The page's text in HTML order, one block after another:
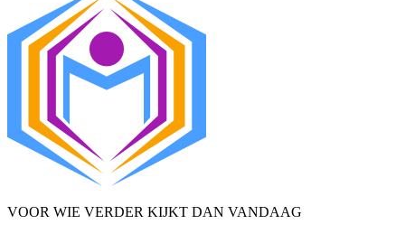
VOOR WIE VERDER KIJKT DAN VANDAAG